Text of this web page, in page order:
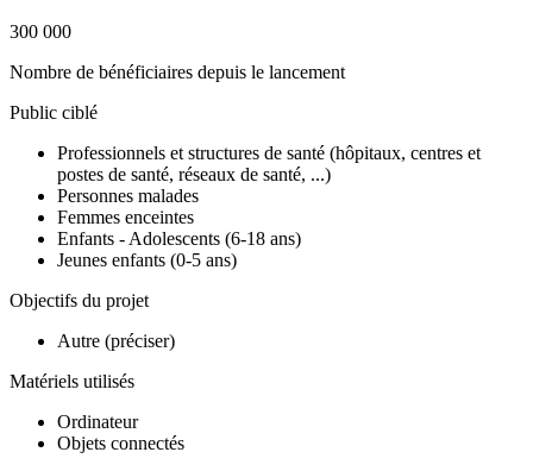
300 000
Nombre de bénéficiaires depuis le lancement
Public ciblé
Professionnels et structures de santé (hôpitaux, centres et
postes de santé, réseaux de santé, ...)
Personnes malades
Femmes enceintes
Enfants - Adolescents (6-18 ans)
Jeunes enfants (0-5 ans)
Objectifs du projet
Autre (préciser)
Matériels utilisés
Ordinateur
Objets connectés